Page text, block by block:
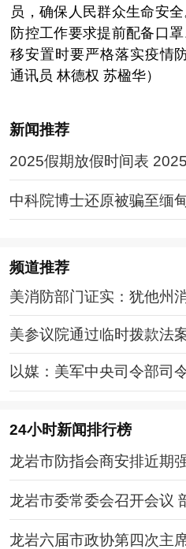
员，确保人民群众生命安
防控工作要求提前配备口
移安置时要严格落实疫情
通讯员 林德权 苏楹华）
新闻推荐
2025假期放假时间表
中科院博士还原被骗至缅
实版
频道推荐
美消防部门证实：犹他州
美参议院通过临时拨款法
以媒：美军中央司令部司
24小时新闻排行榜
龙岩市防指会商安排近期
龙岩市委常委会召开会议
控工作
龙岩六届市政协第四次主